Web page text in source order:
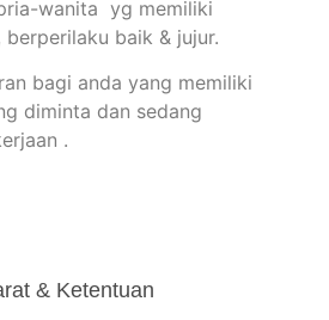
wanita yg memiliki
baik & jujur.
bagi anda yang memiliki
diminta dan sedang
.
& Ketentuan